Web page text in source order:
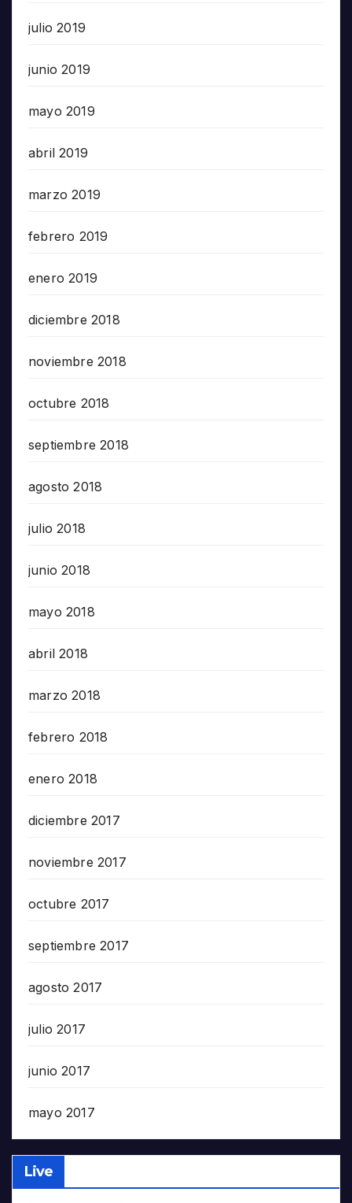
julio 2019
junio 2019
mayo 2019
abril 2019
marzo 2019
febrero 2019
enero 2019
diciembre 2018
noviembre 2018
octubre 2018
septiembre 2018
agosto 2018
julio 2018
junio 2018
mayo 2018
abril 2018
marzo 2018
febrero 2018
enero 2018
diciembre 2017
noviembre 2017
octubre 2017
septiembre 2017
agosto 2017
julio 2017
junio 2017
mayo 2017
Live